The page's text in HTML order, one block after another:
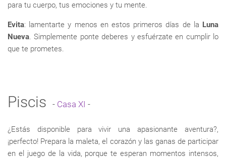
para tu cuerpo, tus emociones y tu mente.
Evita: lamentarte y menos en estos primeros días de la Luna
Nueva. Simplemente ponte deberes y esfuérzate en cumplir lo
que te prometes.
Piscis - Casa XI -
¿Estás disponible para vivir una apasionante aventura?,
¡perfecto! Prepara la maleta, el corazón y las ganas de participar
en el juego de la vida, porque te esperan momentos intensos,